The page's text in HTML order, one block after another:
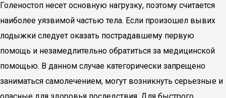
Голеностоп несет основную нагрузку, поэтому считается
наиболее уязвимой частью тела. Если произошел вывих
лодыжки следует оказать пострадавшему первую
помощь и незамедлительно обратиться за медицинской
помощью. В данном случае категорически запрещено
заниматься самолечением, могут возникнуть серьезные и